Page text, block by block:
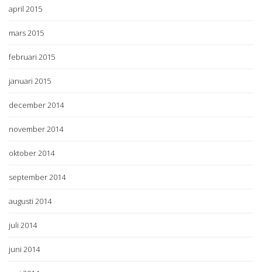
april 2015
mars 2015
februari 2015
januari 2015
december 2014
november 2014
oktober 2014
september 2014
augusti 2014
juli 2014
juni 2014